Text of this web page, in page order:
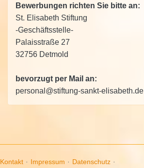
Bewerbungen richten Sie bitte an:
St. Elisabeth Stiftung
-Geschäftsstelle-
Palaisstraße 27
32756 Detmold
bevorzugt per Mail an:
personal@stiftung-sankt-elisabeth.de
Kontakt · Impressum · Datenschutz ·